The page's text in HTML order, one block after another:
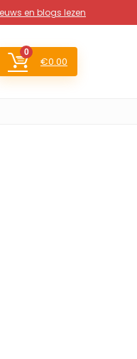
en blogs lezen
0
€0.00